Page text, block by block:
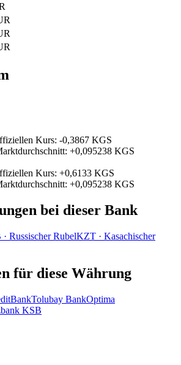
Kurs: -0,3867 KGS
: +0,095238 KGS
Kurs: +0,6133 KGS
: +0,095238 KGS
bei dieser Bank
· Russischer RubelKZT · Kasachischer
für diese Währung
Tolubay BankOptima
KSB